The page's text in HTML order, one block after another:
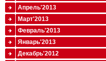
Апрель'2013
Март'2013
Февраль'2013
Январь'2013
Декабрь'2012